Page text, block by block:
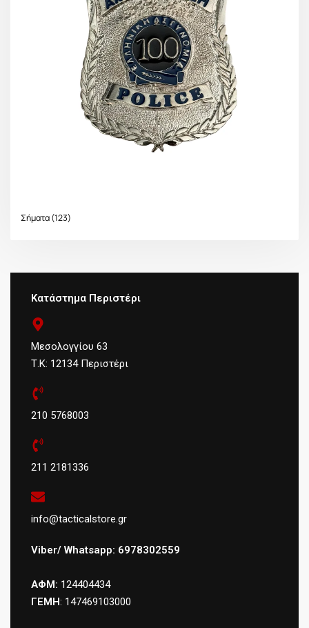
Σήματα(123)
Κατάστημα Περιστέρι
Μεσολογγίου 63
Τ.Κ: 12134 Περιστέρι
210 5768003
211 2181336
info@tacticalstore.gr
Viber/ Whatsapp: 6978302559
ΑΦΜ: 124404434
ΓΕΜΗ: 147469103000